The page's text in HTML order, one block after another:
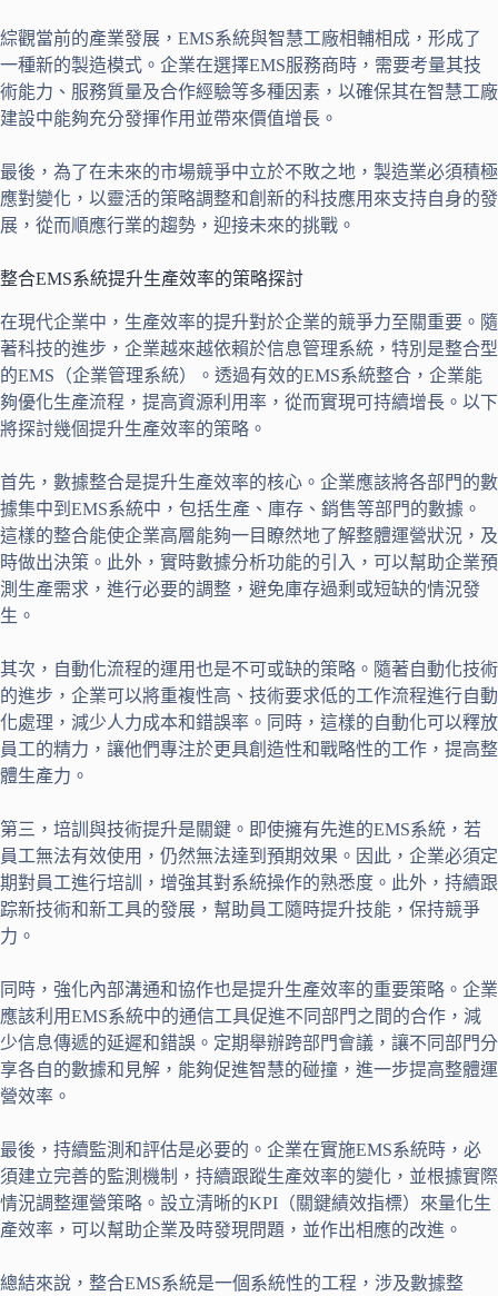
綜觀當前的產業發展，EMS系統與智慧工廠相輔相成，形成了
一種新的製造模式。企業在選擇EMS服務商時，需要考量其技
術能力、服務質量及合作經驗等多種因素，以確保其在智慧工廠
建設中能夠充分發揮作用並帶來價值增長。
最後，為了在未來的市場競爭中立於不敗之地，製造業必須積極
應對變化，以靈活的策略調整和創新的科技應用來支持自身的發
展，從而順應行業的趨勢，迎接未來的挑戰。
整合EMS系統提升生產效率的策略探討
在現代企業中，生產效率的提升對於企業的競爭力至關重要。隨
著科技的進步，企業越來越依賴於信息管理系統，特別是整合型
的EMS（企業管理系統）。透過有效的EMS系統整合，企業能
夠優化生產流程，提高資源利用率，從而實現可持續增長。以下
將探討幾個提升生產效率的策略。
首先，數據整合是提升生產效率的核心。企業應該將各部門的數
據集中到EMS系統中，包括生產、庫存、銷售等部門的數據。
這樣的整合能使企業高層能夠一目瞭然地了解整體運營狀況，及
時做出決策。此外，實時數據分析功能的引入，可以幫助企業預
測生產需求，進行必要的調整，避免庫存過剩或短缺的情況發
生。
其次，自動化流程的運用也是不可或缺的策略。隨著自動化技術
的進步，企業可以將重複性高、技術要求低的工作流程進行自動
化處理，減少人力成本和錯誤率。同時，這樣的自動化可以釋放
員工的精力，讓他們專注於更具創造性和戰略性的工作，提高整
體生產力。
第三，培訓與技術提升是關鍵。即使擁有先進的EMS系統，若
員工無法有效使用，仍然無法達到預期效果。因此，企業必須定
期對員工進行培訓，增強其對系統操作的熟悉度。此外，持續跟
踪新技術和新工具的發展，幫助員工隨時提升技能，保持競爭
力。
同時，強化內部溝通和協作也是提升生產效率的重要策略。企業
應該利用EMS系統中的通信工具促進不同部門之間的合作，減
少信息傳遞的延遲和錯誤。定期舉辦跨部門會議，讓不同部門分
享各自的數據和見解，能夠促進智慧的碰撞，進一步提高整體運
營效率。
最後，持續監測和評估是必要的。企業在實施EMS系統時，必
須建立完善的監測機制，持續跟蹤生產效率的變化，並根據實際
情況調整運營策略。設立清晰的KPI（關鍵績效指標）來量化生
產效率，可以幫助企業及時發現問題，並作出相應的改進。
總結來說，整合EMS系統是一個系統性的工程，涉及數據整